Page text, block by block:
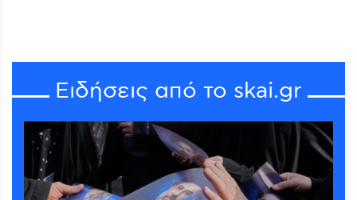
Ειδήσεις από το skai.gr